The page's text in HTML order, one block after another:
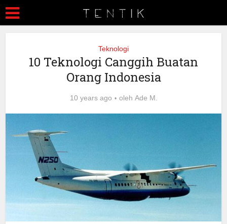
Teknologi
10 Teknologi Canggih Buatan
Orang Indonesia
10 years ago oleh Ade M.